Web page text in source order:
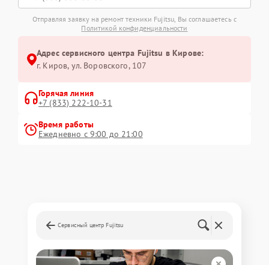
Отправляя заявку на ремонт техники Fujitsu, Вы соглашаетесь с
Политикой конфиденциальности
Адрес сервисного центра Fujitsu в Кирове:
г. Киров, ул. Воровского, 107
Горячая линия
+7 (833) 222-10-31
Время работы
Ежедневно с 9:00 до 21:00
Сервисный центр Fujitsu